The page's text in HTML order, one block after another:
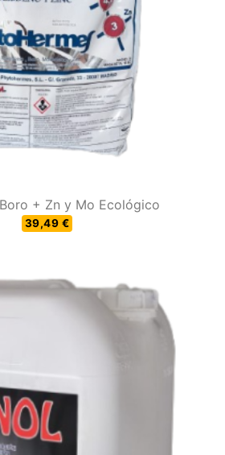
+ Zn y Mo Ecológico
39,49 €